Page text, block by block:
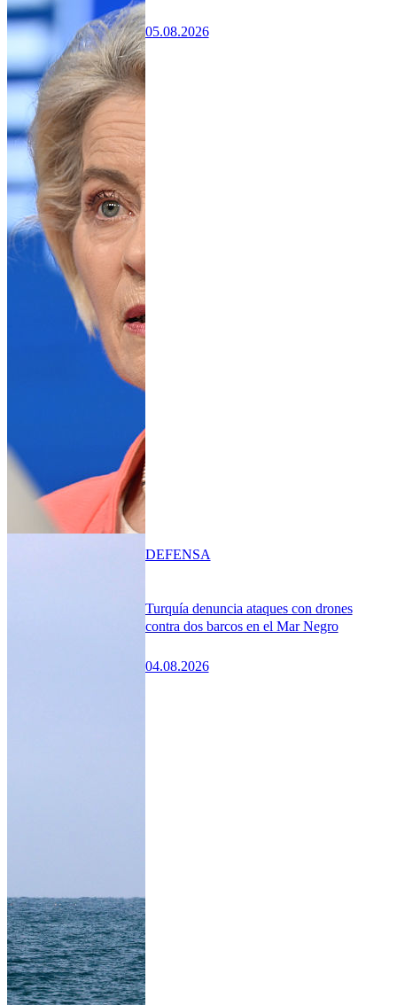
05.08.2026
Turquía denuncia ataques con drones
contra dos barcos en el Mar Negro
04.08.2026
DEFENSA